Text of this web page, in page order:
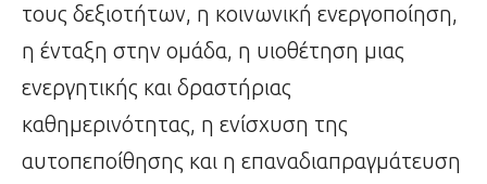
τους δεξιοτήτων, η κοινωνική ενεργοποίηση,
η ένταξη στην ομάδα, η υιοθέτηση μιας
ενεργητικής και δραστήριας
καθημερινότητας, η ενίσχυση της
αυτοπεποίθησης και η επαναδιαπραγμάτευση